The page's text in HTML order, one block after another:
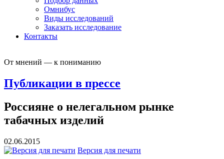
Омнибус
Виды исследований
Заказать исследование
Контакты
От мнений — к пониманию
Публикации в прессе
Россияне о нелегальном рынке
табачных изделий
02.06.2015
Версия для печати